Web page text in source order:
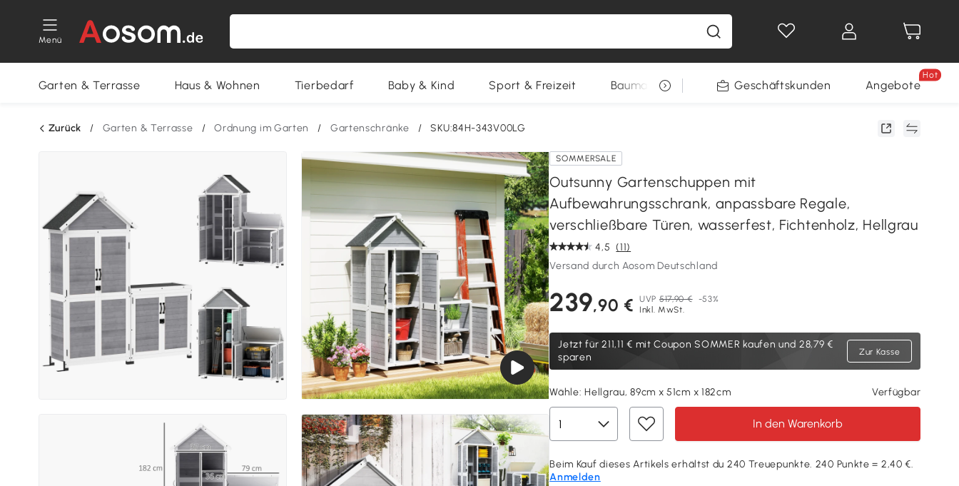
Menü
Gewinnspiele
Garten & Terrasse Haus & Wohnen Tierbedarf Baby & Kind Sport & Freizeit Baumarkt RestpostenGeschäftskunden Angebote
Hot
Zurück / Garten & Terrasse / Ordnung im Garten / Gartenschränke / SKU:84H-343V00LG
SOMMERSALE
Outsunny Gartenschuppen mit
Aufbewahrungsschrank, anpassbare Regale,
verschließbare Türen, wasserfest, Fichtenholz, Hellgrau
4,5 (11)
Versand durch Aosom Deutschland
239,90 € UVP 517,90 €
-53%
Inkl. MwSt.
Jetzt für211,11 € mit Coupon SOMMER kaufen und 28,79 €
sparen
Zur Kasse
Wähle:Hellgrau, 89cm x 51cm x 182cm Verfügbar
In den Warenkorb
Beim Kauf dieses Artikels erhältst du 240 Treuepunkte. 240 Punkte = 2,40 €.
Anmelden